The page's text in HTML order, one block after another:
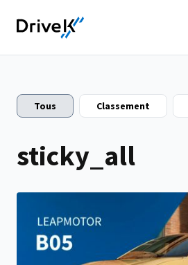
Tous Classement
sticky_all